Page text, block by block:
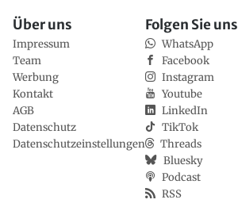
Über uns
Impressum
Team
Werbung
Kontakt
AGB
Datenschutz
Datenschutzeinstellungen
Folgen Sie uns
WhatsApp
Facebook
Instagram
Youtube
LinkedIn
TikTok
Threads
Bluesky
Podcast
RSS